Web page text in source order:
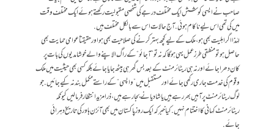
صاحب نے ایسی کوشش ایک مختلف درجے کی شخصی مقبولیت رکھتے ہوئے ایک مختلف وقت
میں کی تھی اس لیے ناکام ہوئی. آج حالات اس سے بالکل مختلف ہیں.
لہٰذا اگر اہلیت بھی ہو، ملک کے لیے کچھ بہتر کرنے کی صلاحیت بھی ہو اور حقیقتاً عوامی حمایت بھی
حاصل ہو تو منطقی طرز عمل یہی ہوگا کہ نہ تو ”آجائو“ کے راگ الاپنے والے خوشامدیوں کی بات پر
کان دھرا جائے اور نہ ہی ریٹائرمنٹ کے بعد بس گھر ہی بیٹھ جایا جائے بلکہ کسی بھی حیثیت میں ملک
و قوم کی خدمت جاری رکھی جائے اور مستقبل میں ”واپسی“ کے راستے مکمل بند نہ کیے جائیں. جو
لوگ ریٹائرمنٹ پر آہیں بھر رہے ہیں یا شادیانے بجا رہے ہیں، ذرا مزید انتظار فرما لیں کیونکہ
ریٹائرمنٹ کہانی کا اختتام نہیں. کیا خبر کہ ایک روز پاکستان میں بھی آئزن ہاور کی تاریخ دہرائی
جائے.